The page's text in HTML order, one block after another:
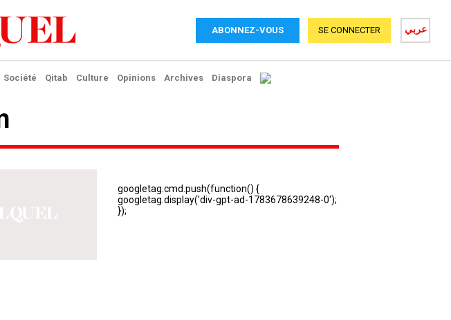
ABONNEZ-VOUS عربي SE CONNECTER
Société Qitab Culture Opinions Archives Diaspora